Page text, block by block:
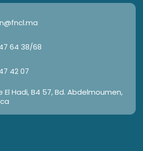
64 38/68
42 07
El Hadi, B4 57, Bd. Abdelmoumen,